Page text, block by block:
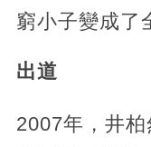
窮小子變成了
出道
2007年，井柏